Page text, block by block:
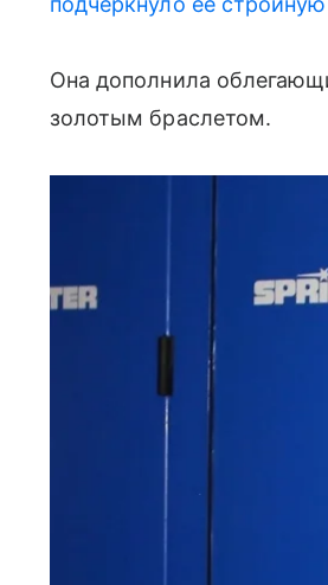
Она дополнила
золотым браслетом.